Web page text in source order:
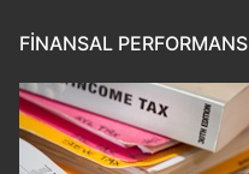
FINANSAL PERFORMANS